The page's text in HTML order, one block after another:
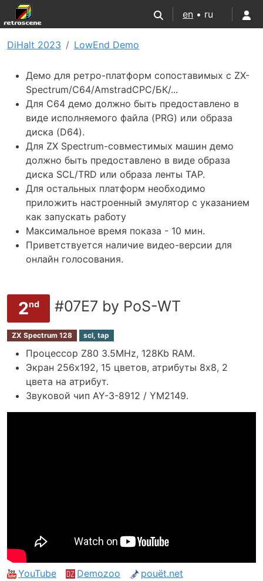
en • ru
DiHalt 2023 LowEnd Demo
Демо для ретро-платформ сопоставимых с ZX-
Spectrum/C64/AmstradCPC/БК/...
Для C64 демо должно быть предоставлено в
виде исполняемого файла (PRG) или образа
диска (D64).
Для ZX Spectrum-совместимых машин демо
должно быть предоставлено в виде образа
диска SCL/TRD или образа ленты TAP.
Для остальных платформ необходимо
приложить настроенный эмулятор с указанием
как запускать работу
Максимальное время показа - 10 мин.
Приветствуется наличие видео-версии для
онлайн голосования.
2nd #07E7 by PoS-WT
ZX Spectrum 128 scl, tap
Процессор Z80 3.5MHz, 128Kb RAM.
Экран 256х192, 15 цветов, атрибуты 8x8, 2
цвета на атрибут.
Звуковой чип AY-3-8912 / YM2149.
YouTube Demozoo
pouët.net